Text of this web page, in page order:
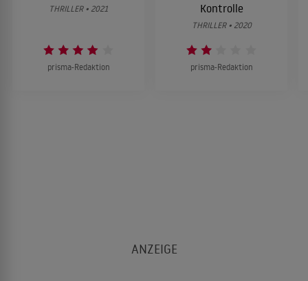
THRILLER • 2021
prisma-Redaktion
Kontrolle
THRILLER • 2020
prisma-Redaktion